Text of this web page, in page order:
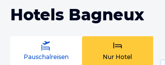
Hotels Bagneux
Pauschalreisen Nur Hotel